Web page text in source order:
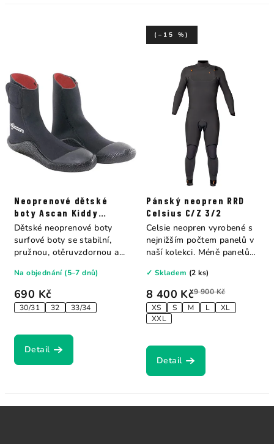
Neoprenové dětské
boty Ascan Kiddy
boots 4mm
690 Kč
30/31 32 33/34
Na objednání (5–7 dnů)
Detail
Dětské neoprenové boty
surfové boty se stabilní,
pružnou, otěruvzdornou a...
Pánský neopren RRD
Celsius C/Z 3/2
8 400 Kč9 900 Kč
(–15 %)
XS S M L
XL
XXL
✓ Skladem (2 ks)
Detail
Celsie neopren vyrobené s
nejnižším počtem panelů v
naší kolekci. Méně panelů